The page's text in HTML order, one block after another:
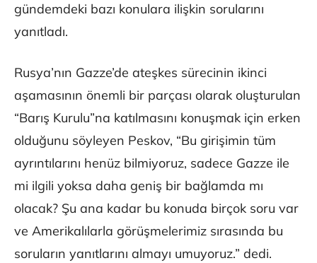
gündemdeki bazı konulara ilişkin sorularını
yanıtladı.
Rusya’nın Gazze’de ateşkes sürecinin ikinci
aşamasının önemli bir parçası olarak oluşturulan
“Barış Kurulu”na katılmasını konuşmak için erken
olduğunu söyleyen Peskov, “Bu girişimin tüm
ayrıntılarını henüz bilmiyoruz, sadece Gazze ile
mi ilgili yoksa daha geniş bir bağlamda mı
olacak? Şu ana kadar bu konuda birçok soru var
ve Amerikalılarla görüşmelerimiz sırasında bu
soruların yanıtlarını almayı umuyoruz.” dedi.